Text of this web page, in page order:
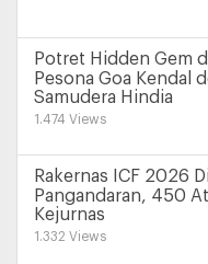
Potret Hidden Gem
Pesona Goa Kendal
Samudera Hindia
1.474 Views
Rakernas ICF 2026
Pangandaran, 450
Kejurnas
1.332 Views